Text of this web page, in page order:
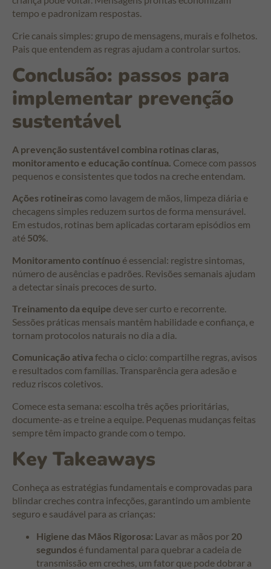
tempo e padronizam respostas.
Crie canais simples: grupo de mensagens, murais e folhetos.
Pais que entendem as regras ajudam a controlar surtos.
Conclusão: passos para
implementar prevenção
sustentável
A prevenção sustentável combina rotinas claras,
monitoramento e educação contínua. Comece com passos
pequenos e consistentes que todos na creche entendam.
Ações rotineiras como lavagem de mãos, limpeza diária e
checagens simples reduzem surtos de forma mensurável.
Em estudos, rotinas bem aplicadas cortaram episódios em
até 50%.
Monitoramento contínuo é essencial: registre sintomas,
número de ausências e padrões. Revisões semanais ajudam
a detectar sinais precoces de surto.
Treinamento da equipe deve ser curto e recorrente.
Sessões práticas mensais mantêm habilidade e confiança, e
tornam protocolos naturais no dia a dia.
Comunicação ativafecha o ciclo: compartilhe regras, avisos
e resultados com famílias. Transparência gera adesão e
reduz riscos coletivos.
Comece esta semana: escolha três ações prioritárias,
documente-as e treine a equipe. Pequenas mudanças feitas
sempre têm impacto grande com o tempo.
Key Takeaways
Conheça as estratégias fundamentais e comprovadas para
blindar creches contra infecções, garantindo um ambiente
seguro e saudável para as crianças:
Higiene das Mãos Rigorosa: Lavar as mãos por 20
segundos é fundamental para quebrar a cadeia de
transmissão em creches, um fator que pode dobrar a